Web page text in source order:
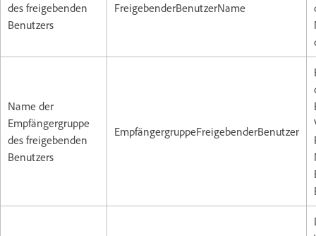
des freigebenden
Benutzers
FreigebenderBenutzerName
Name der
Empfängergruppe
des freigebenden
Benutzers
EmpfängergruppeFreigebenderBenutzer